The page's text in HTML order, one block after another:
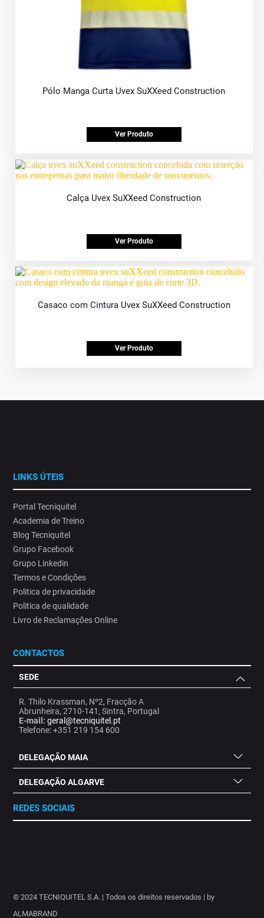
Pólo Manga Curta Uvex SuXXeed Construction
Ver Produto
Calça Uvex SuXXeed Construction
Ver Produto
Casaco com Cintura Uvex SuXXeed Construction
Ver Produto
LINKS ÚTEIS
Portal Tecniquitel
Academia de Treino
Blog Tecniquitel
Grupo Facebook
Grupo Linkedin
Termos e Condições
Politica de privacidade
Politica de qualidade
Livro de Reclamações Online
CONTACTOS
SEDE
R. Thilo Krassman, Nº2, Fracção A
Abrunheira, 2710-141, Sintra, Portugal
E-mail: geral@tecniquitel.pt
Telefone: +351 219 154 600
DELEGAÇÃO MAIA
DELEGAÇÃO ALGARVE
REDES SOCIAIS
© 2024 TECNIQUITEL S.A. | Todos os direitos reservados | by
ALMABRAND